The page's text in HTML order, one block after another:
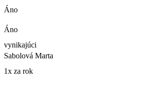
Áno
Áno
vynikajúci
Sabolová Marta
1x za rok